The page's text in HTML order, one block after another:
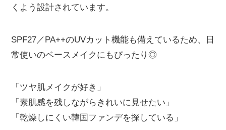
くよう設計されています。
SPF27／PA++のUVカット機能も備えているため、日
常使いのベースメイクにもぴったり◎
「ツヤ肌メイクが好き」
「素肌感を残しながらきれいに見せたい」
「乾燥しにくい韓国ファンデを探している」